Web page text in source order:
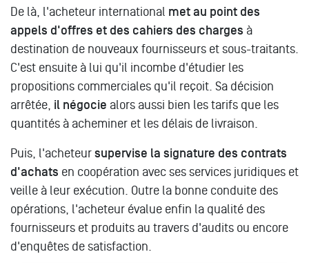
De là, l'acheteur international met au point des
appels d'offres et des cahiers des charges à
destination de nouveaux fournisseurs et sous-traitants.
C'est ensuite à lui qu'il incombe d'étudier les
propositions commerciales qu'il reçoit. Sa décision
arrêtée, il négocie alors aussi bien les tarifs que les
quantités à acheminer et les délais de livraison.
Puis, l'acheteur supervise la signature des contrats
d'achats en coopération avec ses services juridiques et
veille à leur exécution. Outre la bonne conduite des
opérations, l'acheteur évalue enfin la qualité des
fournisseurs et produits au travers d'audits ou encore
d'enquêtes de satisfaction.